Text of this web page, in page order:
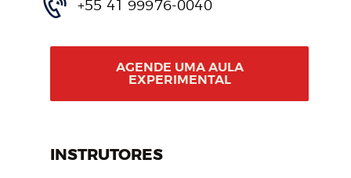
+55 41 99976-0040
AGENDE UMA AULA
EXPERIMENTAL
INSTRUTORES